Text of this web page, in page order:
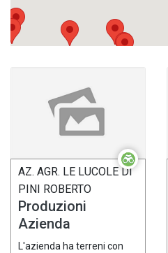
AZ. AGR. LE LUCOLE DI
PINI ROBERTO
Produzioni
Azienda
L'azienda ha terreni con